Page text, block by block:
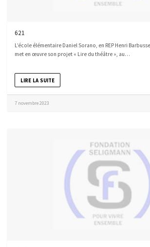
621
L’école élémentaire Daniel Sorano, en REP Henri
met en œuvre son projet « Lire du théâtre », au…
LIRE LA SUITE
7 novembre 2023